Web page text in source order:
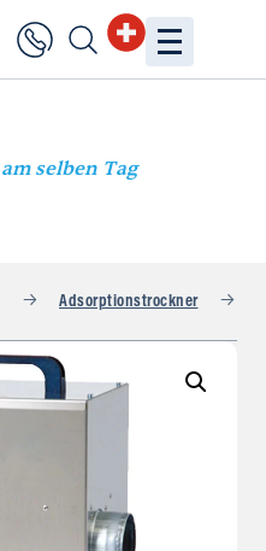
am selben Tag
Adsorptionstrockner